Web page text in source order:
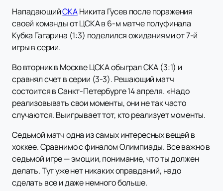
НападающийСКАНикита Гусев после поражения
своей команды от ЦСКА в 6-м матче полуфинала
Кубка Гагарина (1:3) поделился ожиданиями от 7-й
игры в серии.
Во вторник в Москве ЦСКА обыграл СКА (3:1) и
сравнял счет в серии (3-3). Решающий матч
состоится в Санкт-Петербурге 14 апреля. «Надо
реализовывать свои моменты, они не так часто
случаются. Выигрывает тот, кто реализует моменты.
Седьмой матч одна из самых интересных вещей в
хоккее. Сравнимо с финалом Олимпиады. Все важно в
седьмой игре — эмоции, понимание, что ты должен
делать. Тут уже нет никаких оправданий, надо
сделать все и даже немного больше.